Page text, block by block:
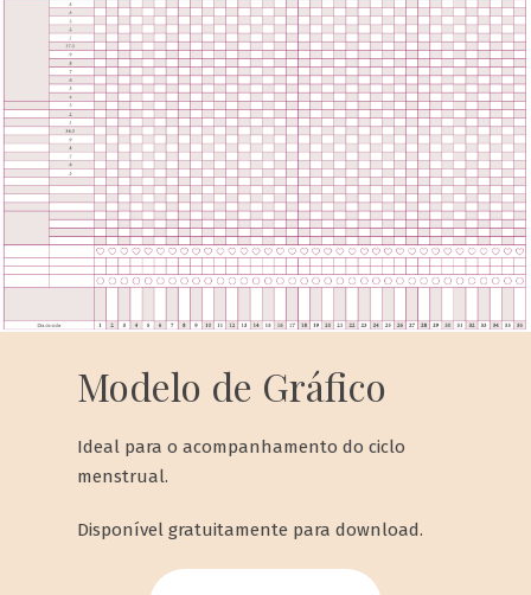
Modelo de Gráfico
Ideal para o acompanhamento do ciclo
menstrual.
Disponível gratuitamente para download.